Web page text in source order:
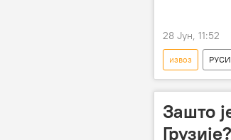
28 Јун, 11:52
извоз
Зашто
Грузије?